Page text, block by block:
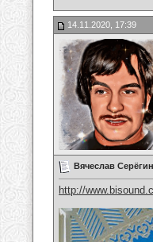
14.11.2020, 17:39
Вячеслав
http://